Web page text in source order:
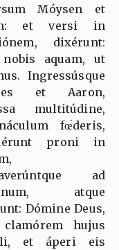
Móysen et
et versi in
dixérunt:
nobis aquam, ut
Ingressúsque
et Aaron,
multitúdine,
fœ́deris,
proni in
ad
atque
Dómine Deus,
hujus
et áperi eis